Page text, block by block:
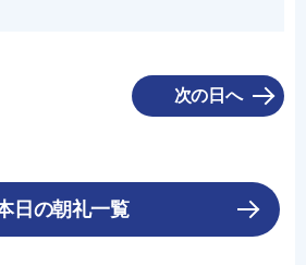
次の日へ
日の朝礼一覧